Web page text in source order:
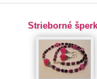
Strieborné